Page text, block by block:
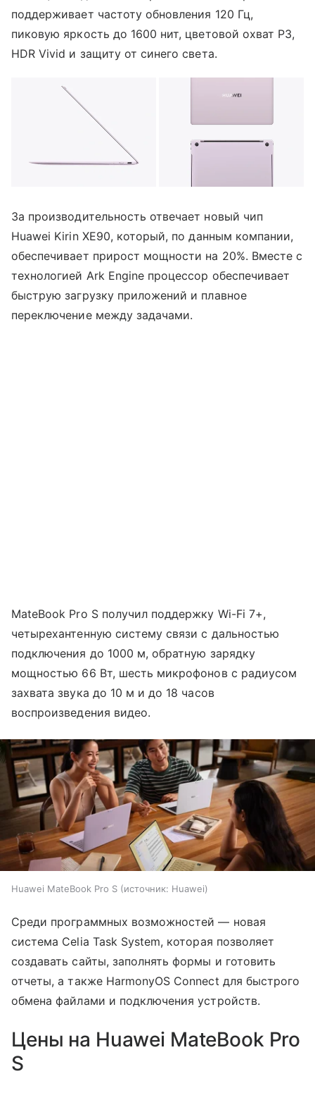
поддерживает частоту обновления 120 Гц,
пиковую яркость до 1600 нит, цветовой охват P3,
HDR Vivid и защиту от синего света.
За производительность отвечает новый чип
Huawei Kirin XE90, который, по данным компании,
обеспечивает прирост мощности на 20%. Вместе с
технологией Ark Engine процессор обеспечивает
быструю загрузку приложений и плавное
переключение между задачами.
MateBook Pro S получил поддержку Wi-Fi 7+,
четырехантенную систему связи с дальностью
подключения до 1000 м, обратную зарядку
мощностью 66 Вт, шесть микрофонов с радиусом
захвата звука до 10 м и до 18 часов
воспроизведения видео.
Huawei MateBook Pro S источник: Huawei
Среди программных возможностей — новая
система Celia Task System, которая позволяет
создавать сайты, заполнять формы и готовить
отчеты, а также HarmonyOS Connect для быстрого
обмена файлами и подключения устройств.
Цены на Huawei MateBook Pro
S